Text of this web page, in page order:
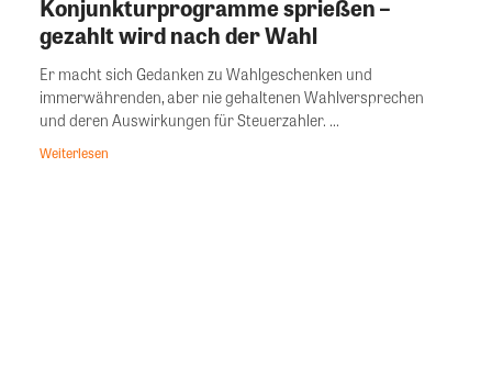
Konjunkturprogramme sprießen –
gezahlt wird nach der Wahl
Er macht sich Gedanken zu Wahlgeschenken und
immerwährenden, aber nie gehaltenen Wahlversprechen
und deren Auswirkungen für Steuerzahler. ...
Weiterlesen